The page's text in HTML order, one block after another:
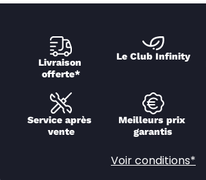
Livraison
offerte*
Le Club Infinity
Service après
vente
Meilleurs prix
garantis
Voir conditions*